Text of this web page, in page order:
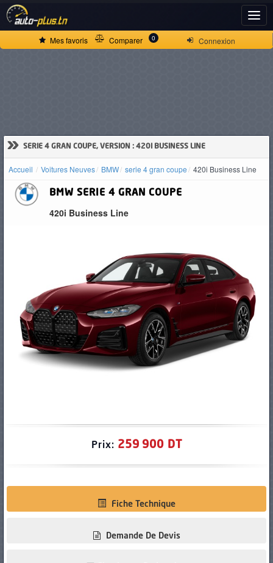
Connexion
Mes favoris Comparer 0
» SERIE 4 GRAN COUPE, VERSION : 420I BUSINESS LINE
Accueil Voitures Neuves BMW serie 4 gran coupe 420i Business Line
BMW SERIE 4 GRAN COUPE
420i Business Line
Prix: 259 900 DT
Fiche Technique
Demande De Devis
ACCUEIL
D'OCCASION
PNEUS